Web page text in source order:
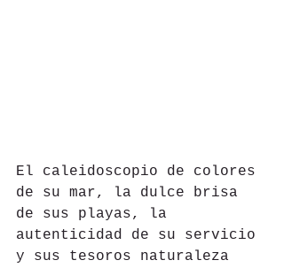
El caleidoscopio de colores
de su mar, la dulce brisa
de sus playas, la
autenticidad de su servicio
y sus tesoros naturaleza